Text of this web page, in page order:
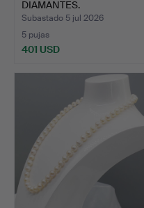
DIAMANTES.
Subastado 5 jul 2026
5 pujas
401 USD